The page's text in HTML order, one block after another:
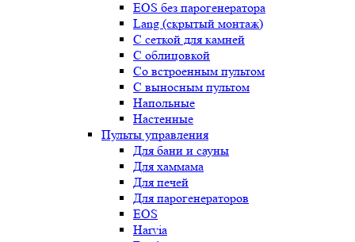
EOS без парогенератора
Lang (скрытый монтаж)
С сеткой для камней
С облицовкой
Со встроенным пультом
С выносным пультом
Напольные
Настенные
Пульты управления
Для бани и сауны
Для хаммама
Для печей
Для парогенераторов
EOS
Harvia